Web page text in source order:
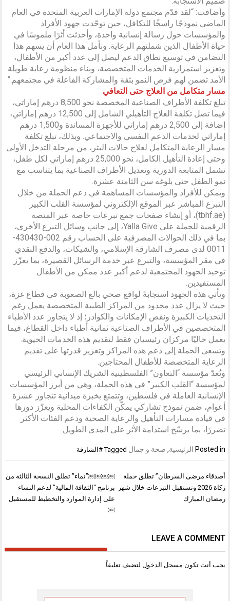
وأضافت: “لقد قدّم مجتمع دولة الإمارات العربية المتحدة في العام
الماضي نموذجًا راسخًا للتكافل، حين توحّدت جهود الأفراد
والمؤسسات حول رسالة إنسانية واحدة، وأحدثت أثرًا ملموسًا في
حياة الأطفال الذين شملتهم الرعاية. ونأمل هذا العام أن يسهم هذا
التضامن في توسيع نطاق الدعم ليصل إلى عدد أكبر من الأطفال،
وتعزيز استمرارية الخدمات المتخصصة، وبناء منظومة رعاية طويلة
الأمد تضمن لهم فرص النمو بثقة والمشاركة الفاعلة في مجتمعهم.”
مسار متكامل من العلاج حتى التعافي
تبلغ تكلفة الأطراف الصناعية المخصصة نحو 8,500 درهم إماراتي،
فيما تصل تكلفة العلاج التأهيلي الشامل إلى 12,500 درهم إماراتي،
إضافة إلى 2,500 درهم إماراتي للأجهزة المساندة و1,500 درهم
إماراتي لخدمات الدعم النفسي والاجتماعي. وبذلك، تبلغ تكلفة
مسار الرعاية المتكامل لعلاج حالات البتر، من مرحلة التدخل الأولى
وحتى إعادة التأهيل الكامل، نحو 25,000 درهم إماراتي لكل طفل،
تشمل المتابعة الدورية وتعديل الأطراف الصناعية بما يتناسب مع
نمو الطفل حتى بلوغه سن الثامنة عشرة.
ويمكن للأفراد والمؤسسات المساهمة في دعم الحملة من خلال
التبرع المباشر عبر الموقع الإلكتروني لمؤسسة القلب الكبير
(tbhf.ae)، أو إنشاء صفحات جمع تبرعات خاصة عبر المنصة
الرقمية للحملة على Yalla Give، إلى جانب وسائل التبرع الأخرى،
بما في ذلك الحوالات المصرفية على الحساب رقم 002-430430-
0011 لدى مصرف الشارقة الإسلامي، والشيكات، والدفع النقدي
في مقر المؤسسة، والتبرع عبر خدمة الرسائل القصيرة، بما يعزّز
توحيد الجهود المجتمعية لدعم أكبر عدد ممكن من الأطفال
المستفيدين.
وتأتي هذه الجهود استجابةً لواقع صحي بالغ الصعوبة في قطاع غزة،
حيث لا يزال عدد محدود من المراكز الطبية المتخصصة يعمل رغم
التحديات الكبيرة ونقص الإمكانات والكوادر؛ إذ لا يتجاوز عدد الأطباء
المتخصصين في الأطراف الصناعية ثمانية أطباء داخل القطاع، فيما
يعمل حاليًا مركزان رئيسيان فقط لتقديم هذه الخدمات الحيوية.
وتسعى الحملة إلى دعم هذه المراكز وتعزيز قدرتها على تقديم
الرعاية المتخصصة للأطفال المحتاجين.
وتُعدّ مؤسسة “التعاون” الفلسطينية الشريك الإنساني الرئيسي
لمؤسسة “القلب الكبير” في هذه الحملة، وهي من أبرز المؤسسات
الإنسانية العاملة في فلسطين، وتتمتع بخبرة ميدانية تتجاوز عشرة
أعوام، ضمن نموذج تشاركي يمكّن الكفاءات المحلية ويعزّز دورها
في قيادة مسارات التأهيل والرعاية الصحية ودعم الفئات الأكثر
تضررًا، بما يرسّخ استدامة الأثر على المدى الطويل.
Posted in الرئيسية, صحة و جمال Tagged #الشارقة
تصفّح
المقالات
￼￼￼￼”نماء” تطلق النسخة الثالثة من
برنامج “الثقافة المالية” لدعم النساء
على إدارة الموارد والتخطيط للمستقبل
￼
أصدقاء مرضى السرطان” تطلق حملة
زكاة 2026 وتستقبل التبرعات خلال شهر
رمضان المبارك
LEAVE A COMMENT
يجب أنت تكون مسجل الدخول لتضيف تعليقاً.